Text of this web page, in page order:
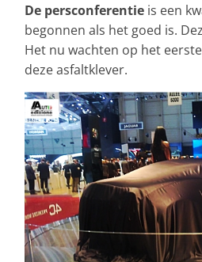
De persconferentie is een
begonnen als het goed is.
Het nu wachten op het
deze asfaltklever.